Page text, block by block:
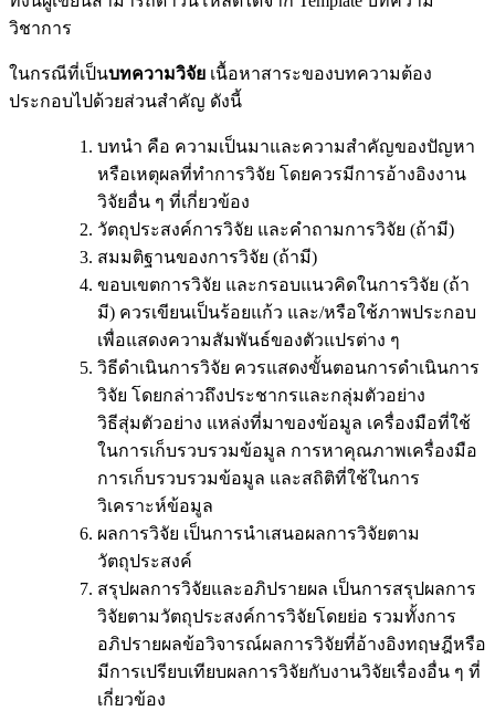
วิชาการ
ในกรณีที่เป็นบทความวิจัย เนื้อหาสาระของบทความต้อง
ประกอบไปด้วยส่วนสำคัญ ดังนี้
บทนำ คือ ความเป็นมาและความสำคัญของปัญหา
หรือเหตุผลที่ทำการวิจัย โดยควรมีการอ้างอิงงาน
วิจัยอื่น ๆ ที่เกี่ยวข้อง
วัตถุประสงค์การวิจัย และคำถามการวิจัย (ถ้ามี)
สมมติฐานของการวิจัย (ถ้ามี)
ขอบเขตการวิจัย และกรอบแนวคิดในการวิจัย (ถ้า
มี) ควรเขียนเป็นร้อยแก้ว และ/หรือใช้ภาพประกอบ
เพื่อแสดงความสัมพันธ์ของตัวแปรต่าง ๆ
วิธีดำเนินการวิจัย ควรแสดงขั้นตอนการดำเนินการ
วิจัย โดยกล่าวถึงประชากรและกลุ่มตัวอย่าง
วิธีสุ่มตัวอย่าง แหล่งที่มาของข้อมูล เครื่องมือที่ใช้
ในการเก็บรวบรวมข้อมูล การหาคุณภาพเครื่องมือ
การเก็บรวบรวมข้อมูล และสถิติที่ใช้ในการ
วิเคราะห์ข้อมูล
ผลการวิจัย เป็นการนำเสนอผลการวิจัยตาม
วัตถุประสงค์
สรุปผลการวิจัยและอภิปรายผล เป็นการสรุปผลการ
วิจัยตามวัตถุประสงค์การวิจัยโดยย่อ รวมทั้งการ
อภิปรายผลข้อวิจารณ์ผลการวิจัยที่อ้างอิงทฤษฎีหรือ
มีการเปรียบเทียบผลการวิจัยกับงานวิจัยเรื่องอื่น ๆ ที่
เกี่ยวข้อง